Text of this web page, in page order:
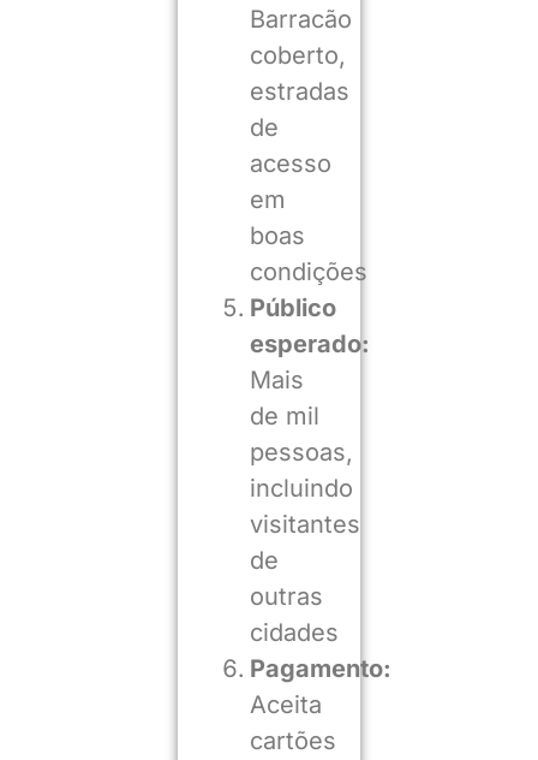
Barracão
coberto,
estradas
de
acesso
em
boas
condições
Público
esperado:
Mais
de mil
pessoas,
incluindo
visitantes
de
outras
cidades
Pagamento:
Aceita
cartões